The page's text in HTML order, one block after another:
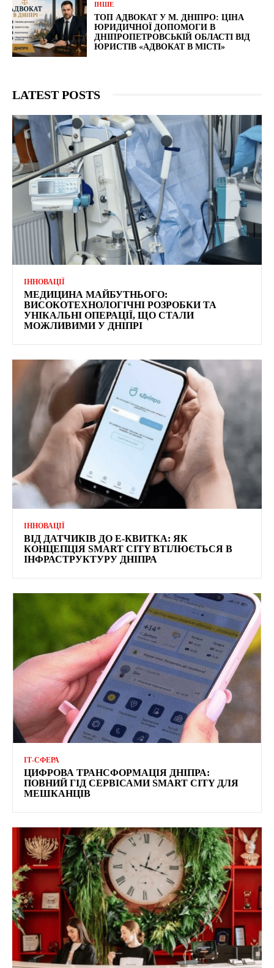
ІНШЕ
ТОП АДВОКАТ У М. ДНІПРО: ЦІНА
ЮРИДИЧНОЇ ДОПОМОГИ В
ДНІПРОПЕТРОВСЬКІЙ ОБЛАСТІ ВІД
ЮРИСТІВ «АДВОКАТ В МІСТІ»
LATEST POSTS
ІННОВАЦІЇ
МЕДИЦИНА МАЙБУТНЬОГО:
ВИСОКОТЕХНОЛОГІЧНІ РОЗРОБКИ ТА
УНІКАЛЬНІ ОПЕРАЦІЇ, ЩО СТАЛИ
МОЖЛИВИМИ У ДНІПРІ
ІННОВАЦІЇ
ВІД ДАТЧИКІВ ДО Е-КВИТКА: ЯК
КОНЦЕПЦІЯ SMART CITY ВТІЛЮЄТЬСЯ В
ІНФРАСТРУКТУРУ ДНІПРА
ІТ-СФЕРА
ЦИФРОВА ТРАНСФОРМАЦІЯ ДНІПРА:
ПОВНИЙ ГІД СЕРВІСАМИ SMART CITY ДЛЯ
МЕШКАНЦІВ